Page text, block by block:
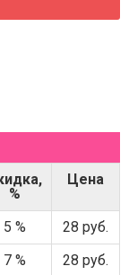
%
Цена
5 %
28 руб.
7 %
28 руб.